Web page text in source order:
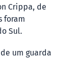
Crippa, de
foram
Sul.
um guarda